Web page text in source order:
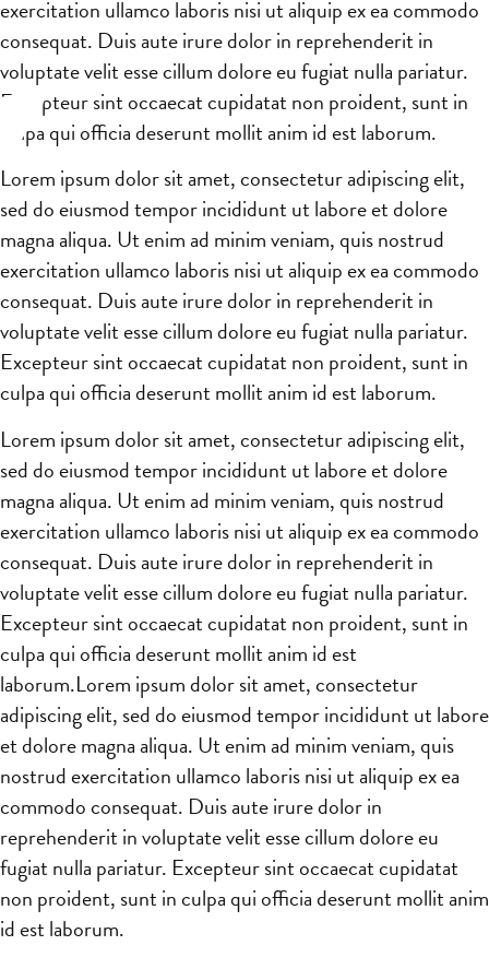
exercitation ullamco laboris nisi ut aliquip ex ea commodo
consequat. Duis aute irure dolor in reprehenderit in
voluptate velit esse cillum dolore eu fugiat nulla pariatur.
Excepteur sint occaecat cupidatat non proident, sunt in
culpa qui officia deserunt mollit anim id est laborum.
Lorem ipsum dolor sit amet, consectetur adipiscing elit,
sed do eiusmod tempor incididunt ut labore et dolore
magna aliqua. Ut enim ad minim veniam, quis nostrud
exercitation ullamco laboris nisi ut aliquip ex ea commodo
consequat. Duis aute irure dolor in reprehenderit in
voluptate velit esse cillum dolore eu fugiat nulla pariatur.
Excepteur sint occaecat cupidatat non proident, sunt in
culpa qui officia deserunt mollit anim id est laborum.
Lorem ipsum dolor sit amet, consectetur adipiscing elit,
sed do eiusmod tempor incididunt ut labore et dolore
magna aliqua. Ut enim ad minim veniam, quis nostrud
exercitation ullamco laboris nisi ut aliquip ex ea commodo
consequat. Duis aute irure dolor in reprehenderit in
voluptate velit esse cillum dolore eu fugiat nulla pariatur.
Excepteur sint occaecat cupidatat non proident, sunt in
culpa qui officia deserunt mollit anim id est
laborum.Lorem ipsum dolor sit amet, consectetur
adipiscing elit, sed do eiusmod tempor incididunt ut labore
et dolore magna aliqua. Ut enim ad minim veniam, quis
nostrud exercitation ullamco laboris nisi ut aliquip ex ea
commodo consequat. Duis aute irure dolor in
reprehenderit in voluptate velit esse cillum dolore eu
fugiat nulla pariatur. Excepteur sint occaecat cupidatat
non proident, sunt in culpa qui officia deserunt mollit anim
id est laborum.